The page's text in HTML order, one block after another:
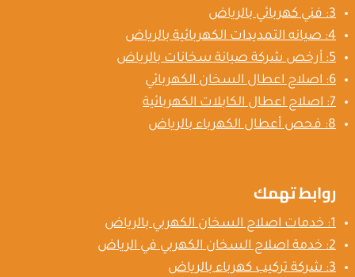
3: فني كهربائي بالرياض
4: صيانه التمديدات الكهربائية بالرياض
5: أرخص شركة صيانة سخانات بالرياض
6: اصلاح اعطال السخان الكهربائي
7: اصلاح اعطال الكابلات الكهربائية
8: فحص أعطال الكهرباء بالرياض
روابط تهمك
1: خدمات اصلاح السخان الكهربي بالرياض
2: خدمة اصلاح السخان الكهربي في الرياض
3: شركة تركيب كهرباء بالرياض